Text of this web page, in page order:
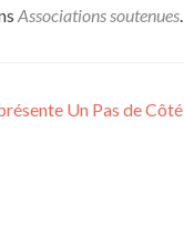
Associations soutenues
Un Pas de Côté